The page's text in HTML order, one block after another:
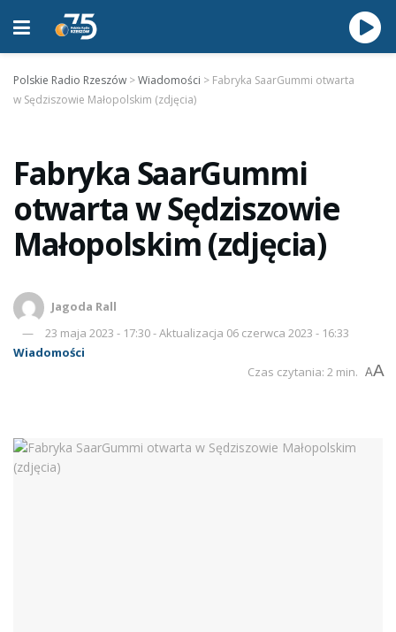
Polskie Radio Rzeszów >Wiadomości > Fabryka SaarGummi otwarta
w Sędziszowie Małopolskim (zdjęcia)
Fabryka SaarGummi
otwarta w Sędziszowie
Małopolskim (zdjęcia)
Jagoda Rall
23 maja 2023 - 17:30 - Aktualizacja 06 czerwca 2023 - 16:33
Wiadomości
Czas czytania: 2 min. AA